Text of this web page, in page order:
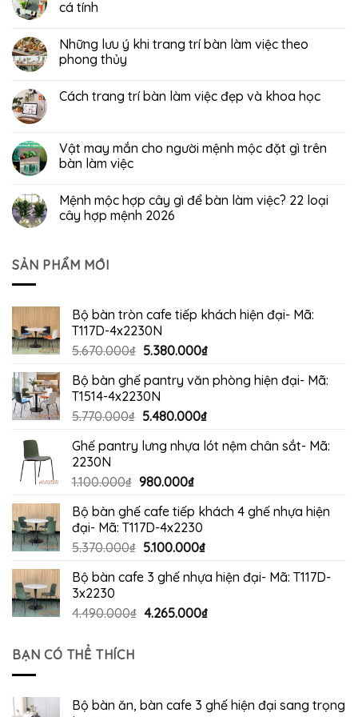
cá tính
Những lưu ý khi trang trí bàn làm việc theo
phong thủy
Cách trang trí bàn làm việc đẹp và khoa học
Vật may mắn cho người mệnh mộc đặt gì trên
bàn làm việc
Mệnh mộc hợp cây gì để bàn làm việc? 22 loại
cây hợp mệnh 2026
SẢN PHẨM MỚI
Bộ bàn tròn cafe tiếp khách hiện đại- Mã:
T117D-4x2230N
5.670.000₫ Giá
là:
5.670.000₫.
5.380.000₫Giá
tại
5.380.000₫.
Bộ bàn ghế pantry văn phòng hiện đại- Mã:
T1514-4x2230N
5.770.000₫ Giá
là:
5.480.000₫Giá
tại
Ghế pantry lưng nhựa lót nệm chân sắt- Mã:
2230N
1.100.000₫ Giá
là:
1.100.000₫.
980.000₫Giá
tại
là:
980.000₫.
Bộ bàn ghế cafe tiếp khách 4 ghế nhựa hiện
đại- Mã: T117D-4x2230
5.370.000₫ Giá
là:
5.100.000₫Giá
tại
5.100.000₫.
Bộ bàn cafe 3 ghế nhựa hiện đại- Mã: T117D-
3x2230
4.490.000₫ Giá
4.265.000₫Giá
BẠN CÓ THỂ THÍCH
Bộ bàn ăn, bàn cafe 3 ghế hiện đại sang trọng